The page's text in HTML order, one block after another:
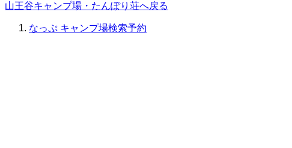
山王谷キャンプ場・たんぽり荘へ戻る
なっぷ キャンプ場検索予約